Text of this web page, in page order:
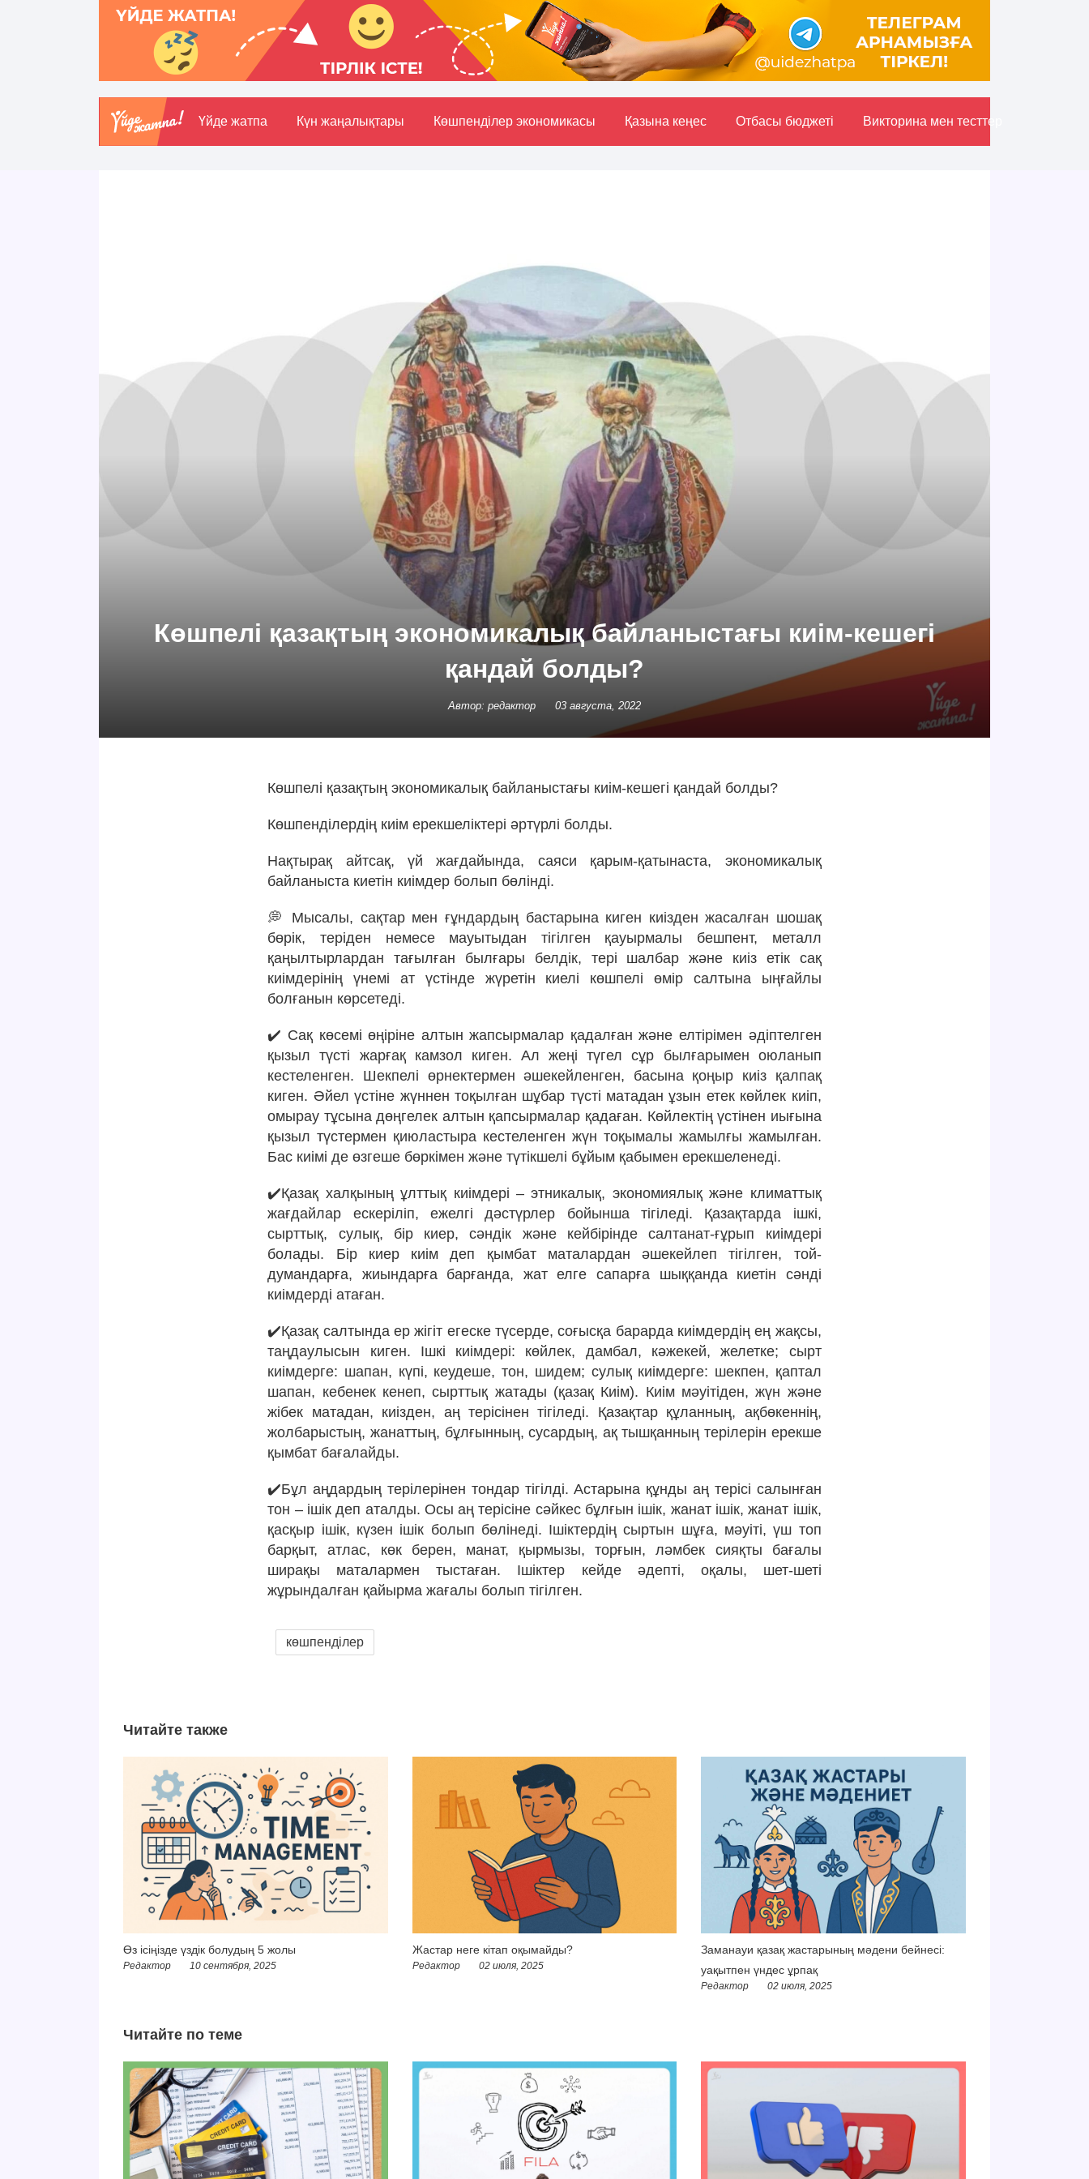
Үйде жатпа Күн жаңалықтары Көшпенділер экономикасы Қазына кеңес Отбасы бюджетi Викторина мен тесттер
Көшпелі қазақтың экономикалық байланыстағы киім-кешегі
қандай болды?
Автор: редактор 03 августа, 2022
Көшпелі қазақтың экономикалық байланыстағы киім-кешегі қандай болды?
Көшпенділердің киім ерекшеліктері әртүрлі болды.
Нақтырақ айтсақ, үй жағдайында, саяси қарым-қатынаста, экономикалық
байланыста киетін киімдер болып бөлінді.
💭 Мысалы, сақтар мен ғұндардың бастарына киген киізден жасалған шошақ
бөрік, теріден немесе мауытыдан тігілген қауырмалы бешпент, металл
қаңылтырлардан тағылған былғары белдік, тері шалбар және киіз етік сақ
киімдерінің үнемі ат үстінде жүретін киелі көшпелі өмір салтына ыңғайлы
болғанын көрсетеді.
✔️ Сақ көсемі өңіріне алтын жапсырмалар қадалған және елтірімен әдіптелген
қызыл түсті жарғақ камзол киген. Ал жеңі түгел сұр былғарымен оюланып
кестеленген. Шекпелі өрнектермен әшекейленген, басына қоңыр киіз қалпақ
киген. Әйел үстіне жүннен тоқылған шұбар түсті матадан ұзын етек көйлек киіп,
омырау тұсына дөңгелек алтын қапсырмалар қадаған. Көйлектің үстінен иығына
қызыл түстермен қиюластыра кестеленген жүн тоқымалы жамылғы жамылған.
Бас киімі де өзгеше бөркімен және түтікшелі бұйым қабымен ерекшеленеді.
✔️Қазақ халқының ұлттық киімдері – этникалық, экономиялық және климаттық
жағдайлар ескеріліп, ежелгі дәстүрлер бойынша тігіледі. Қазақтарда ішкі,
сырттық, сулық, бір киер, сәндік және кейбірінде салтанат-ғұрып киімдері
болады. Бір киер киім деп қымбат маталардан әшекейлеп тігілген, той-
думандарға, жиындарға барғанда, жат елге сапарға шыққанда киетін сәнді
киімдерді атаған.
✔️Қазақ салтында ер жігіт егеске түсерде, соғысқа барарда киімдердің ең жақсы,
таңдаулысын киген. Ішкі киімдері: көйлек, дамбал, кәжекей, желетке; сырт
киімдерге: шапан, күпі, кеудеше, тон, шидем; сулық киімдерге: шекпен, қаптал
шапан, кебенек кенеп, сырттық жатады (қазақ Киім). Киім мәуітіден, жүн және
жібек матадан, киізден, аң терісінен тігіледі. Қазақтар құланның, ақбөкеннің,
жолбарыстың, жанаттың, бұлғынның, сусардың, ақ тышқанның терілерін ерекше
қымбат бағалайды.
✔️Бұл аңдардың терілерінен тондар тігілді. Астарына құнды аң терісі салынған
тон – ішік деп аталды. Осы аң терісіне сәйкес бұлғын ішік, жанат ішік, жанат ішік,
қасқыр ішік, күзен ішік болып бөлінеді. Ішіктердің сыртын шұға, мәуіті, үш топ
барқыт, атлас, көк берен, манат, қырмызы, торғын, ләмбек сияқты бағалы
ширақы маталармен тыстаған. Ішіктер кейде әдепті, оқалы, шет-шеті
жұрындалған қайырма жағалы болып тігілген.
көшпенділер
Читайте также
Өз ісіңізде үздік болудың 5 жолы
Редактор 10 сентября, 2025
Жастар неге кітап оқымайды?
Редактор 02 июля, 2025
Заманауи қазақ жастарының мәдени бейнесі:
уақытпен үндес ұрпақ
Редактор 02 июля, 2025
Читайте по теме